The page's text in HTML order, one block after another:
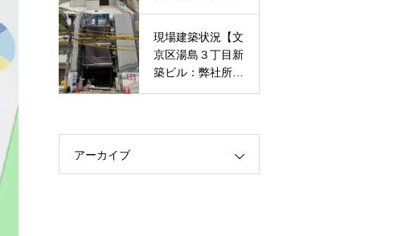
現場建築状況【文
京区湯島３丁目新
築ビル：弊社所
アーカイブ